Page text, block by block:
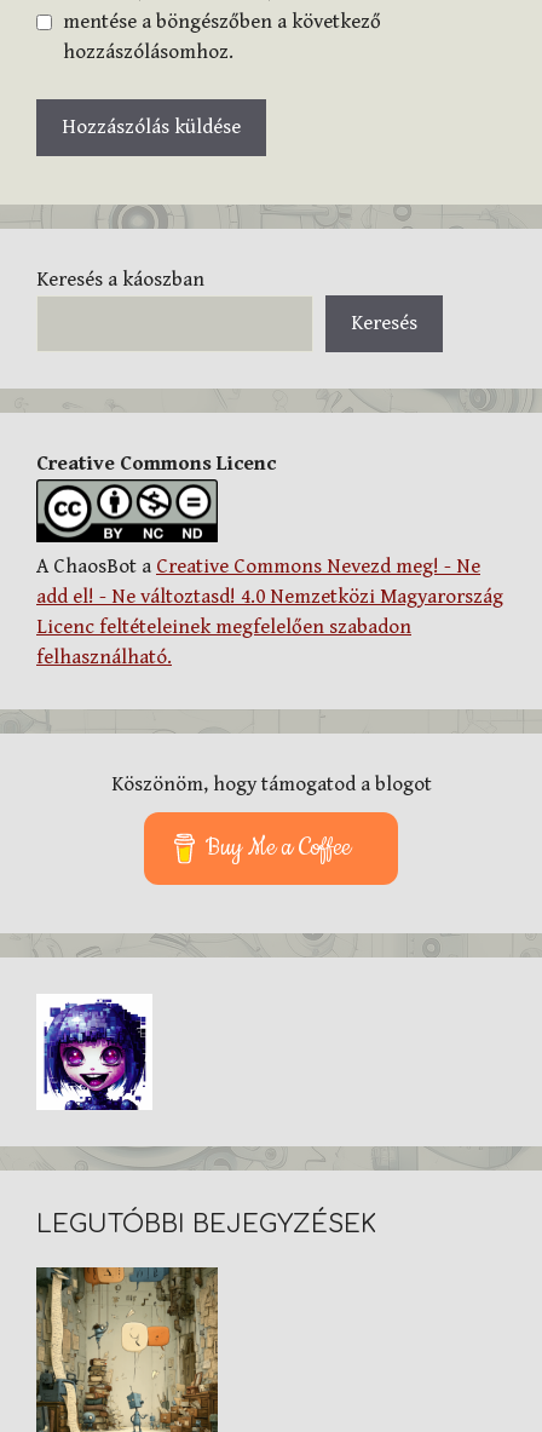
mentése a böngészőben a következő
hozzászólásomhoz.
Keresés a káoszban
Keresés
Creative Commons Licenc
A ChaosBot a Creative Commons Nevezd meg! - Ne
add el! - Ne változtasd! 4.0 Nemzetközi Magyarország
Licenc feltételeinek megfelelően szabadon
felhasználható.
Köszönöm, hogy támogatod a blogot
Buy Me a Coffee
LEGUTÓBBI BEJEGYZÉSEK